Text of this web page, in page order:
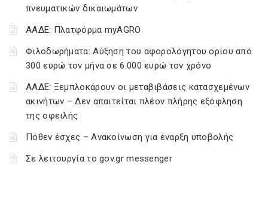
πνευματικών δικαιωμάτων
ΑΑΔΕ: Πλατφόρμα myAGRO
Φιλοδωρήματα: Αύξηση του αφορολόγητου ορίου από
300 ευρώ τον μήνα σε 6.000 ευρώ τον χρόνο
ΑΑΔΕ: Ξεμπλοκάρουν οι μεταβιβάσεις κατασχεμένων
ακινήτων – Δεν απαιτείται πλέον πλήρης εξόφληση
της οφειλής
Πόθεν έσχες – Ανακοίνωση για έναρξη υποβολής
Σε λειτουργία το gov.gr messenger